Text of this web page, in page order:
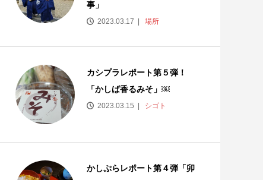
事」
2023.03.17 場所
カシプラレポート第５弾！
「かしば香るみそ」￼
2023.03.15 シゴト
かしぷらレポート第４弾「卯